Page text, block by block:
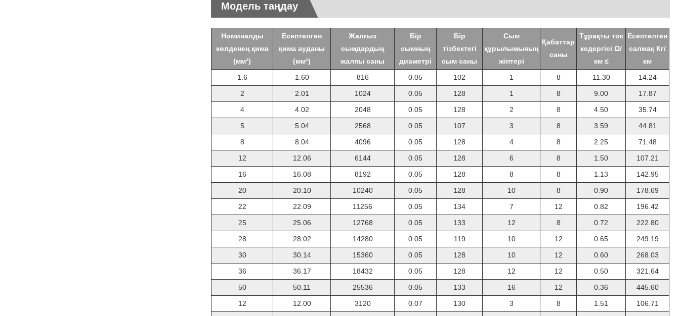
Модель таңдау
Номиналды
көлденең қима
(мм²)
Есептелген
қима ауданы
(мм²)
Жалғыз
сымдардың
жалпы саны
Бір
сымның
диаметрі
Бір
тізбектегі
сым саны
Сым
құрылымының
жіптері
Қабаттар
саны
Тұрақты ток
кедергісі Ω/
км ≤
Есептелген
салмақ Кг/
км
1.6
1.60 816 0.05 102 1 8 11.30
14.24
2
2.01 1024 0.05 128 1 8 9.00
17.87
4
4.02 2048 0.05 128 2 8 4.50
35.74
5
5.04 2568 0.05 107 3 8 3.59
44.81
8
8.04 4096 0.05 128 4 8 2.25
71.48
12
12.06 6144 0.05 128 6 8 1.50
107.21
16
16.08 8192 0.05 128 8 8 1.13
142.95
20
20.10 10240 0.05 128 10 8 0.90
178.69
22
22.09 11256 0.05 134 7 12 0.82
196.42
25
25.06 12768 0.05 133 12 8 0.72
222.80
28
28.02 14280 0.05 119 10 12 0.65
249.19
30
30.14 15360 0.05 128 10 12 0.60
268.03
36
36.17 18432 0.05 128 12 12 0.50
321.64
50
50.11 25536 0.05 133 16 12 0.36
445.60
12
12.00 3120 0.07 130 3 8 1.51
106.71